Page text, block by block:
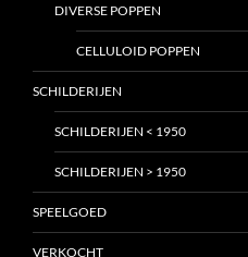
DIVERSE POPPEN
CELLULOID POPPEN
SCHILDERIJEN
SCHILDERIJEN < 1950
SCHILDERIJEN > 1950
SPEELGOED
VERKOCHT